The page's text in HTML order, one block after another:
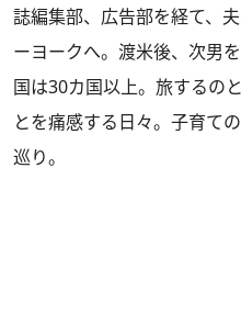
誌編集部、広告部を経て、
ーヨークへ。渡米後、次男
国は30カ国以上。旅するの
とを痛感する日々。子育て
巡り。